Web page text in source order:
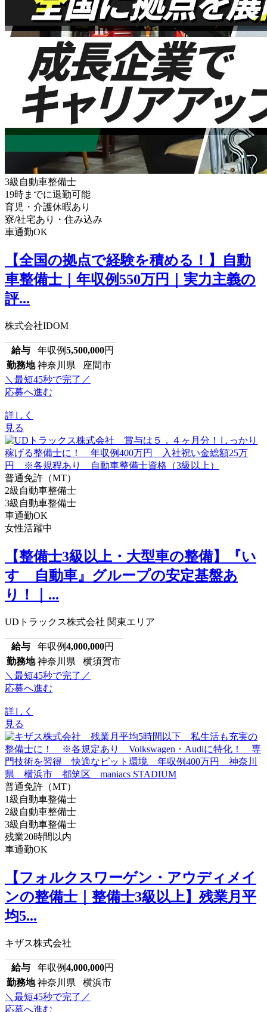
3級自動車整備士
19時までに退勤可能
育児・介護休暇あり
寮/社宅あり・住み込み
車通勤OK
【全国の拠点で経験を積める！】自動
車整備士｜年収例550万円｜実力主義の
評...
株式会社IDOM
給与 年収例5,500,000円
勤務地 神奈川県 座間市
＼最短45秒で完了／
応募へ進む
詳しく
見る
普通免許（MT）
2級自動車整備士
3級自動車整備士
車通勤OK
女性活躍中
【整備士3級以上・大型車の整備】『い
すゞ自動車』グループの安定基盤あ
り！｜...
UDトラックス株式会社 関東エリア
給与 年収例4,000,000円
勤務地 神奈川県 横須賀市
＼最短45秒で完了／
応募へ進む
詳しく
見る
普通免許（MT）
1級自動車整備士
2級自動車整備士
3級自動車整備士
残業20時間以内
車通勤OK
【フォルクスワーゲン・アウディメイ
ンの整備士｜整備士3級以上】残業月平
均5...
キザス株式会社
給与 年収例4,000,000円
勤務地 神奈川県 横浜市
＼最短45秒で完了／
応募へ進む